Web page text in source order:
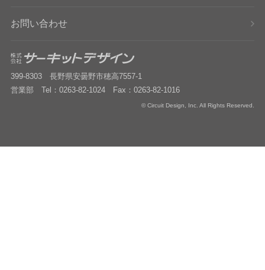
お問い合わせ
399-8303 長野県安曇野市穂高7557-1
営業部 Tel：0263-82-1024 Fax：0263-82-1016
© Circuit Design, Inc. All Rights Reserved.